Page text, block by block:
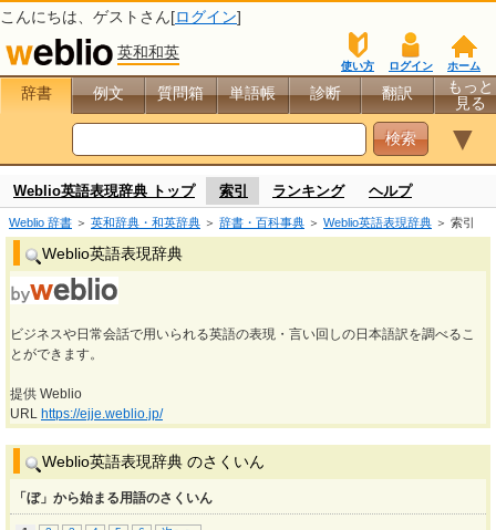
こんにちは、 ゲスト さん[ログイン]
英和和英
ホーム
ログイン
使い方
辞書 例文 質問箱 単語帳 診断 翻訳
もっと
見る
▼
Weblio英語表現辞典 トップ 索引 ランキング ヘルプ
Weblio 辞書 ＞ 英和辞典・和英辞典 ＞ 辞書・百科事典 ＞ Weblio英語表現辞典 ＞ 索引
Weblio英語表現辞典
ビジネスや日常会話で用いられる英語の表現・言い回しの日本語訳を調べるこ
とができます。
提供 Weblio
URL https://ejje.weblio.jp/
Weblio英語表現辞典 のさくいん
「ぼ」から始まる用語のさくいん